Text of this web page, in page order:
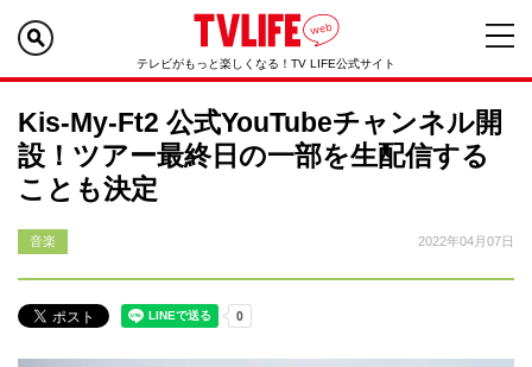
テレビがもっと楽しくなる！TV LIFE公式サイト
Kis-My-Ft2 公式YouTubeチャンネル開
設！ツアー最終日の一部を生配信する
ことも決定
音楽 2022年04月07日